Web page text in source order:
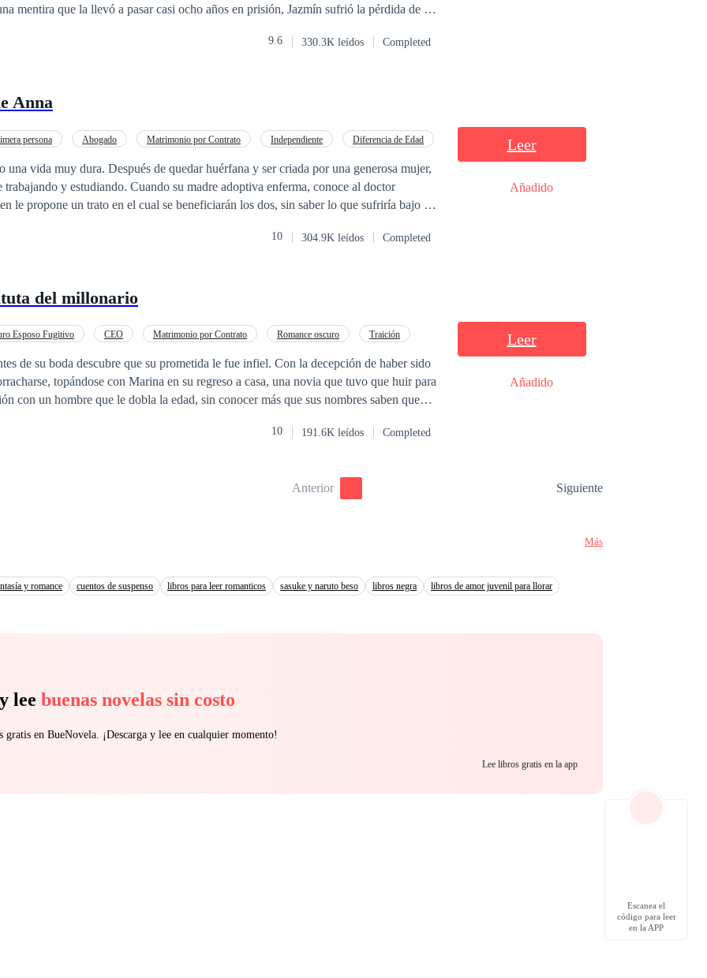
mentira que la llevó a pasar casi ocho años en prisión, Jazmín sufrió la pérdida de su
un año antes, en una época donde aún puede cambiar su destino. Con el deseo
por circunstancias adversas, ambos descubren secretos oscuros que su familia ha
familiares y generando un torbellino de emociones. En esta historia de amor perdido y
por la justicia que le fue negada, y en el proceso, podría encontrar una nueva
su destino y encontrar la redención que
su
9.6 330.3K leídos Completed
Anna
persona Abogado Matrimonio por Contrato Independiente
Diferencia de Edad
vida muy dura. Después de quedar huérfana y ser criada por una generosa mujer,
su madre adoptiva enferma, conoce al doctor
le propone un trato en el cual se beneficiarán los dos, sin saber lo que sufriría bajo ese
manera de captar la atención de la joven arrastrándola una vorágine de lujuria, amor y
10 304.9K leídos Completed
Leer
Añadido
del millonario
Esposo Fugitivo CEO Matrimonio por Contrato Romance oscuro
Traición
de su boda descubre que su prometida le fue infiel. Con la decepción de haber sido
topándose con Marina en su regreso a casa, una novia que tuvo que huir para
con un hombre que le dobla la edad, sin conocer más que sus nombres saben que
y casarse para obtener
los que se acercan. Ella ve en George a un hombre protector que la hace reír y le
10 191.6K leídos Completed
Leer
Añadido
Anterior Siguiente
Más
y romance cuentos de suspenso libros para leer romanticos sasuke y naruto beso libros negra
libros de amor juvenil para llorar
lee buenas novelas sin costo
gratis en BueNovela. ¡Descarga y lee en cualquier momento!
Lee libros gratis en la app
Escanea el
código para leer
en la APP